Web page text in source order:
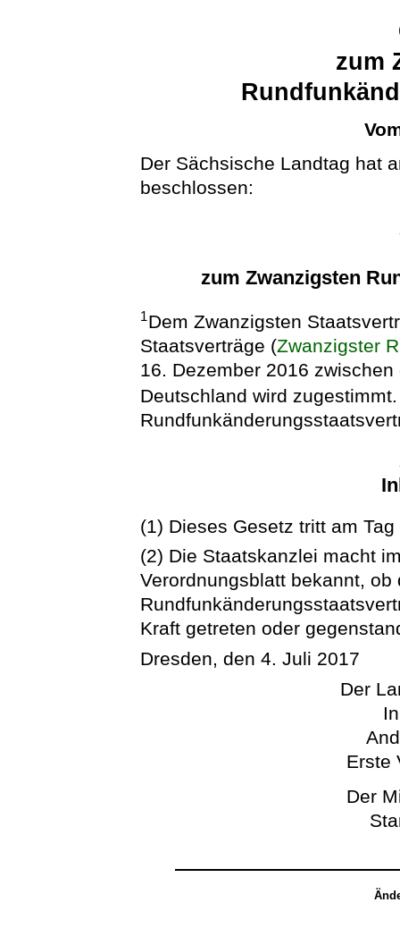
zum
Der Sächsische Landtag hat
beschlossen:
zum Zwanzigsten
1Dem Zwanzigsten
Staatsverträge (Zwanzigster
16. Dezember 2016
Deutschland wird
(1) Dieses Gesetz tritt am
(2) Die Staatskanzlei macht
Verordnungsblatt bekannt, ob
Kraft getreten oder
Dresden, den 4. Juli 2017
Der
Erste
Der